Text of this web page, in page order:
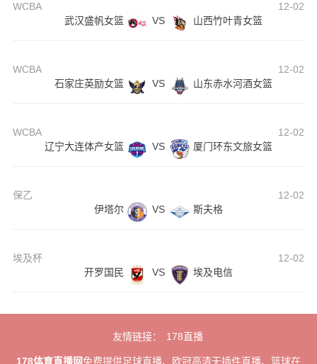
WCBA
12-02
武汉盛帆女篮
VS 山西竹叶青女篮
WCBA
12-02
石家庄英励女篮
VS 山东赤水河酒女篮
WCBA
12-02
辽宁大连体产女篮
VS 厦门环东文旅女篮
保乙
12-02
伊塔尔
VS 斯夫格
埃及杯
12-02
开罗国民
VS 埃及电信
友情链接： 178直播
178体育直播网免费提供足球直播、欧冠高清无插件直播、篮球在